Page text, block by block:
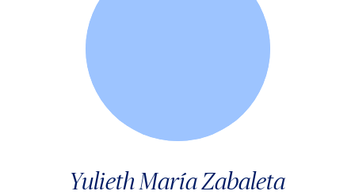
Yulieth María Zabaleta